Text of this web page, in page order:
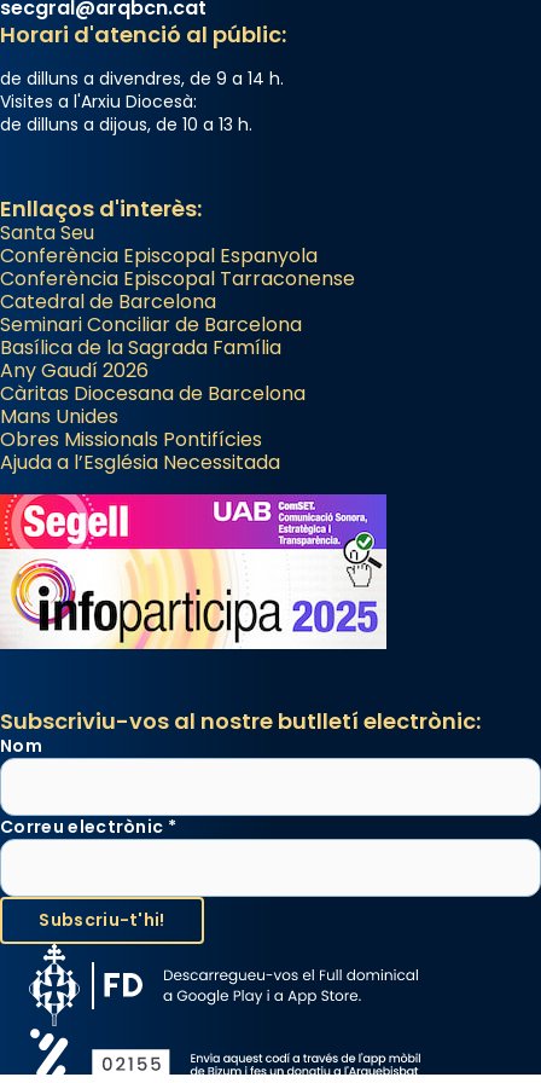
secgral@arqbcn.cat
Horari d'atenció al públic:
de dilluns a divendres, de 9 a 14 h.
Visites a l'Arxiu Diocesà:
de dilluns a dijous, de 10 a 13 h.
Enllaços d'interès:
Santa Seu
Conferència Episcopal Espanyola
Conferència Episcopal Tarraconense
Catedral de Barcelona
Seminari Conciliar de Barcelona
Basílica de la Sagrada Família
Any Gaudí 2026
Càritas Diocesana de Barcelona
Mans Unides
Obres Missionals Pontifícies
Ajuda a l’Església Necessitada
Subscriviu-vos al nostre butlletí electrònic:
Nom
Correu electrònic *